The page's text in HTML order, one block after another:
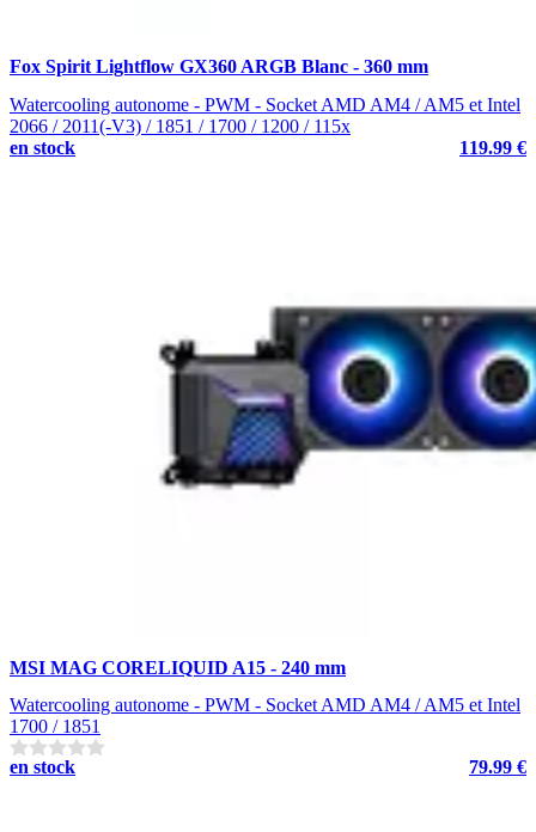
Fox Spirit Lightflow GX360 ARGB Blanc - 360 mm
Watercooling autonome - PWM - Socket AMD AM4 / AM5 et Intel
2066 / 2011(-V3) / 1851 / 1700 / 1200 / 115x
en stock
119.99 €
MSI MAG CORELIQUID A15 - 240 mm
Watercooling autonome - PWM - Socket AMD AM4 / AM5 et Intel
1700 / 1851
en stock
79.99 €